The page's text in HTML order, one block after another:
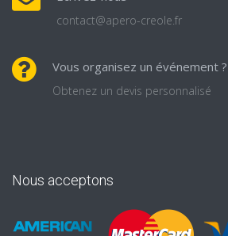
contact@apero-creole.fr
Vous organisez un événement ?
Obtenez un devis personnalisé
Nous acceptons